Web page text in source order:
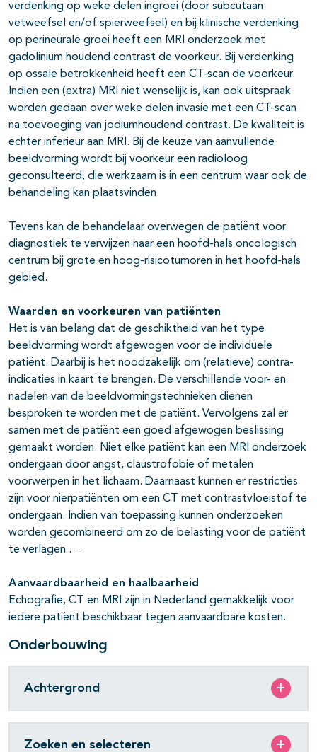
verdenking op weke delen ingroei (door subcutaan
vetweefsel en/of spierweefsel) en bij klinische verdenking
op perineurale groei heeft een MRI onderzoek met
gadolinium houdend contrast de voorkeur. Bij verdenking
op ossale betrokkenheid heeft een CT-scan de voorkeur.
Indien een (extra) MRI niet wenselijk is, kan ook uitspraak
worden gedaan over weke delen invasie met een CT-scan
na toevoeging van jodiumhoudend contrast. De kwaliteit is
echter inferieur aan MRI. Bij de keuze van aanvullende
beeldvorming wordt bij voorkeur een radioloog
geconsulteerd, die werkzaam is in een centrum waar ook de
behandeling kan plaatsvinden.
Tevens kan de behandelaar overwegen de patiënt voor
diagnostiek te verwijzen naar een hoofd-hals oncologisch
centrum bij grote en hoog-risicotumoren in het hoofd-hals
gebied.
Waarden en voorkeuren van patiënten
Het is van belang dat de geschiktheid van het type
beeldvorming wordt afgewogen voor de individuele
patiënt. Daarbij is het noodzakelijk om (relatieve) contra-
indicaties in kaart te brengen. De verschillende voor- en
nadelen van de beeldvormingstechnieken dienen
besproken te worden met de patiënt. Vervolgens zal er
samen met de patiënt een goed afgewogen beslissing
gemaakt worden. Niet elke patiënt kan een MRI onderzoek
ondergaan door angst, claustrofobie of metalen
voorwerpen in het lichaam. Daarnaast kunnen er restricties
zijn voor nierpatiënten om een CT met contrastvloeistof te
ondergaan. Indien van toepassing kunnen onderzoeken
worden gecombineerd om zo de belasting voor de patiënt
te verlagen .
Aanvaardbaarheid en haalbaarheid
Echografie, CT en MRI zijn in Nederland gemakkelijk voor
iedere patiënt beschikbaar tegen aanvaardbare kosten.
Onderbouwing
Achtergrond
Zoeken en selecteren